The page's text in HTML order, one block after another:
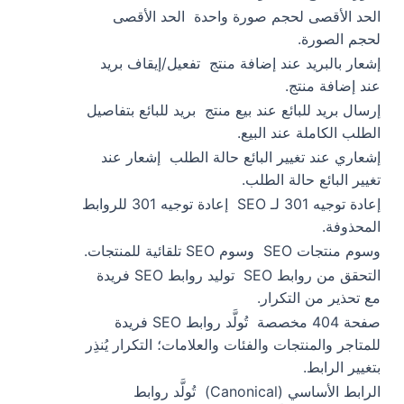
الحد الأقصى لحجم صورة واحدة الحد الأقصى
لحجم الصورة.
إشعار بالبريد عند إضافة منتج تفعيل/إيقاف بريد
عند إضافة منتج.
إرسال بريد للبائع عند بيع منتج بريد للبائع بتفاصيل
الطلب الكاملة عند البيع.
إشعاري عند تغيير البائع حالة الطلب إشعار عند
تغيير البائع حالة الطلب.
إعادة توجيه 301 لـ SEO
إعادة توجيه 301 للروابط
المحذوفة.
وسوم منتجات SEO
وسوم SEO تلقائية للمنتجات.
التحقق من روابط SEO
توليد روابط SEO فريدة
مع تحذير من التكرار.
صفحة 404 مخصصة
تُولَّد روابط SEO فريدة
للمتاجر والمنتجات والفئات والعلامات؛ التكرار يُنذِر
بتغيير الرابط.
الرابط الأساسي (Canonical)
تُولَّد روابط